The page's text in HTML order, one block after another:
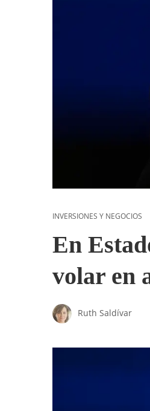
INVERSIONES Y NEGOCIOS
En
volar en
Ruth Saldívar